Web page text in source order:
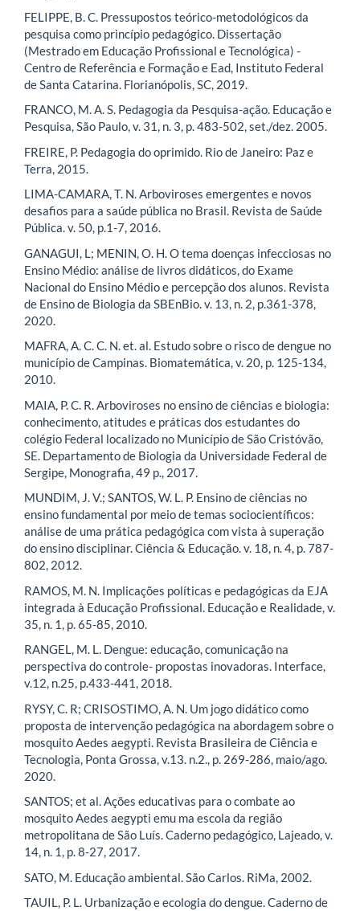
FELIPPE, B. C. Pressupostos teórico-metodológicos da
pesquisa como princípio pedagógico. Dissertação
(Mestrado em Educação Profissional e Tecnológica) -
Centro de Referência e Formação e Ead, Instituto Federal
de Santa Catarina. Florianópolis, SC, 2019.
FRANCO, M. A. S. Pedagogia da Pesquisa-ação. Educação e
Pesquisa, São Paulo, v. 31, n. 3, p. 483-502, set./dez. 2005.
FREIRE, P. Pedagogia do oprimido. Rio de Janeiro: Paz e
Terra, 2015.
LIMA-CAMARA, T. N. Arboviroses emergentes e novos
desafios para a saúde pública no Brasil. Revista de Saúde
Pública. v. 50, p.1-7, 2016.
GANAGUI, L; MENIN, O. H. O tema doenças infecciosas no
Ensino Médio: análise de livros didáticos, do Exame
Nacional do Ensino Médio e percepção dos alunos. Revista
de Ensino de Biologia da SBEnBio. v. 13, n. 2, p.361-378,
2020.
MAFRA, A. C. C. N. et. al. Estudo sobre o risco de dengue no
município de Campinas. Biomatemática, v. 20, p. 125-134,
2010.
MAIA, P. C. R. Arboviroses no ensino de ciências e biologia:
conhecimento, atitudes e práticas dos estudantes do
colégio Federal localizado no Município de São Cristóvão,
SE. Departamento de Biologia da Universidade Federal de
Sergipe, Monografia, 49 p., 2017.
MUNDIM, J. V.; SANTOS, W. L. P. Ensino de ciências no
ensino fundamental por meio de temas sociocientíficos:
análise de uma prática pedagógica com vista à superação
do ensino disciplinar. Ciência & Educação. v. 18, n. 4, p. 787-
802, 2012.
RAMOS, M. N. Implicações políticas e pedagógicas da EJA
integrada à Educação Profissional. Educação e Realidade, v.
35, n. 1, p. 65-85, 2010.
RANGEL, M. L. Dengue: educação, comunicação na
perspectiva do controle- propostas inovadoras. Interface,
v.12, n.25, p.433-441, 2018.
RYSY, C. R; CRISOSTIMO, A. N. Um jogo didático como
proposta de intervenção pedagógica na abordagem sobre o
mosquito Aedes aegypti. Revista Brasileira de Ciência e
Tecnologia, Ponta Grossa, v.13. n.2., p. 269-286, maio/ago.
2020.
SANTOS; et al. Ações educativas para o combate ao
mosquito Aedes aegypti emu ma escola da região
metropolitana de São Luís. Caderno pedagógico, Lajeado, v.
14, n. 1, p. 8-27, 2017.
SATO, M. Educação ambiental. São Carlos. RiMa, 2002.
TAUIL, P. L. Urbanização e ecologia do dengue. Caderno de